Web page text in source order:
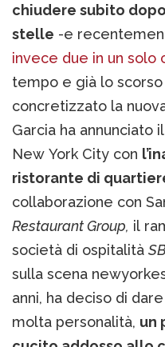
chiudere subito
stelle -e
invece due in un solo
tempo e già lo
concretizzato la
Garcia ha annunciato
New York City con
ristorante di
collaborazione con
Restaurant Group, il
società di ospitalità
sulla scena
anni, ha deciso di
molta personalità, un